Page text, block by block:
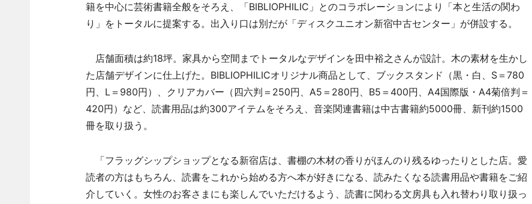
籍を中心に芸術書籍全般をそろえ、「BIBLIOPHILIC」とのコラボレーションにより「本と生活の関わ
り」をトータルに提案する。出入り口は別だが「ディスクユニオン新宿中古センター」が併設する。
店舗面積は約18坪。家具から空間までトータルなデザインを田中裕之さんが設計。木の素材を生かし
た店舗デザインに仕上げた。BIBLIOPHILICオリジナル商品として、ブックスタンド（黒・白、S＝780
円、L＝980円）、クリアカバー（四六判＝250円、A5＝280円、B5＝400円、A4国際版・A4菊倍判＝
420円）など、読書用品は約300アイテムをそろえ、音楽関連書籍は中古書籍約5000冊、新刊約1500
冊を取り扱う。
「フラッグシップショップとなる新宿店は、書棚の木材の香りがほんのり残るゆったりとした店。愛
読者の方はもちろん、読書をこれから始める方へ本が好きになる、読みたくなる読書用品や書籍をご紹
介していく。女性のお客さまにも楽しんでいただけるよう、読書に関わる文房具も入れ替わり取り扱っ